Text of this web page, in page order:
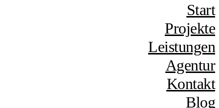
Start
Projekte
Leistungen
Agentur
Kontakt
Blog